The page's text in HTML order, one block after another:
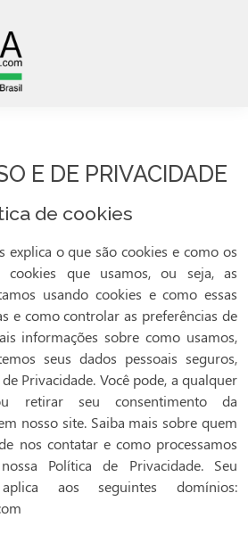
E DE PRIVACIDADE
de cookies
explica o que são cookies e como os
que usamos, ou seja, as
usando cookies e como essas
e como controlar as preferências de
informações sobre como usamos,
seus dados pessoais seguros,
Privacidade. Você pode, a qualquer
retirar seu consentimento da
nosso site. Saiba mais sobre quem
nos contatar e como processamos
Política de Privacidade. Seu
aos seguintes domínios: